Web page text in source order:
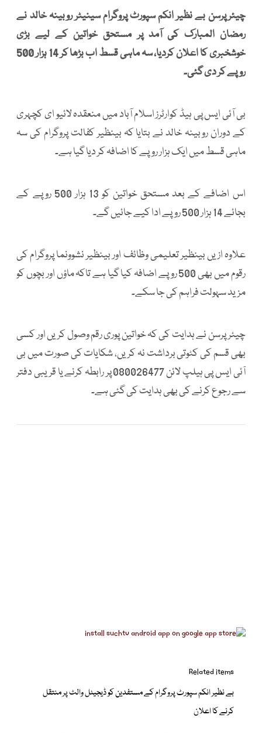
چیئرپرسن بے نظیر انکم سپورٹ پروگرام سینیٹر روبینہ خالد نے
رمضان المبارک کی آمد پر مستحق خواتین کے لیے بڑی
خوشخبری کا اعلان کردیا، سہ ماہی قسط اب بڑھا کر 14 ہزار 500
روپے کر دی گئی۔
بی آئی ایس پی ہیڈ کوارٹرز اسلام آباد میں منعقدہ لائیو ای کچہری
کے دوران روبینہ خالد نے بتایا کہ بینظیر کفالت پروگرام کی سہ
ماہی قسط میں ایک ہزار روپے کا اضافہ کر دیا گیا ہے۔
اس اضافے کے بعد مستحق خواتین کو 13 ہزار 500 روپے کے
بجائے 14 ہزار 500 روپے ادا کیے جائیں گے۔
علاوہ ازیں بینظیر تعلیمی وظائف اور بینظیر نشوونما پروگرام کی
رقوم میں بھی 500 روپے اضافہ کیا گیا ہے تاکہ ماؤں اور بچوں کو
مزید سہولت فراہم کی جا سکے۔
چیئرپرسن نے ہدایت کی کہ خواتین پوری رقم وصول کریں اور کسی
بھی قسم کی کٹوتی برداشت نہ کریں، شکایات کی صورت میں بی
آئی ایس پی ہیلپ لائن 080026477 پر رابطہ کرنے یا قریبی دفتر
سے رجوع کرنے کی بھی ہدایت کی گئی ہے۔
Related items
بے نظیر انکم سپورٹ پروگرام کے مستفدین کو ڈیجیٹل والٹ پر منتقل
کرنے کا اعلان